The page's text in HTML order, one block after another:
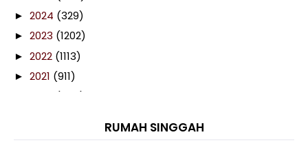
► 2024 (329)
► 2023 (1202)
► 2022 (1113)
► 2021 (911)
(460)
RUMAH SINGGAH